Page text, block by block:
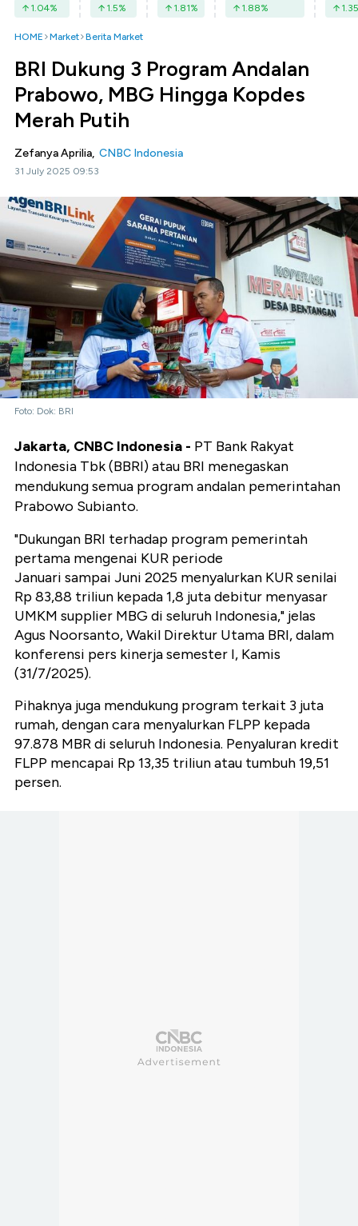
1.04% 1.5% 1.81% 1.88% 1.35
HOME Market Berita Market
BRI Dukung 3 Program Andalan
Prabowo, MBG Hingga Kopdes
Merah Putih
Zefanya Aprilia, CNBC Indonesia
31 July 2025 09:53
Foto: Dok: BRI
Jakarta, CNBC Indonesia - PT Bank Rakyat
Indonesia Tbk (BBRI) atau BRI menegaskan
mendukung semua program andalan pemerintahan
Prabowo Subianto.
"Dukungan BRI terhadap program pemerintah
pertama mengenai KUR periode
Januari sampai Juni 2025 menyalurkan KUR senilai
Rp 83,88 triliun kepada 1,8 juta debitur menyasar
UMKM supplier MBG di seluruh Indonesia," jelas
Agus Noorsanto, Wakil Direktur Utama BRI, dalam
konferensi pers kinerja semester I, Kamis
(31/7/2025).
Pihaknya juga mendukung program terkait 3 juta
rumah, dengan cara menyalurkan FLPP kepada
97.878 MBR di seluruh Indonesia. Penyaluran kredit
FLPP mencapai Rp 13,35 triliun atau tumbuh 19,51
persen.